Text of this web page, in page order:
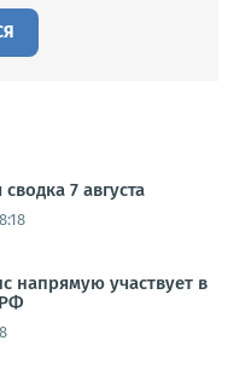
7 августа
напрямую участвует в